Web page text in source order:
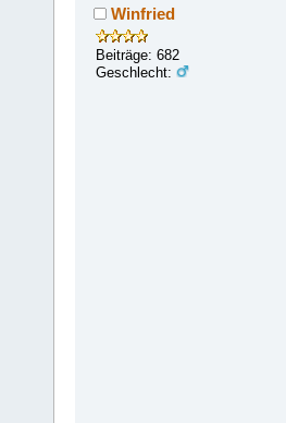
Winfried
Beiträge: 682
Geschlecht: